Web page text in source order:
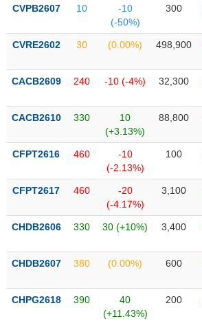
CVPB2607 10
-10
(-50%)
300
CVRE2602 30 (0.00%) 498,900
CACB2609 240 -10 (-4%) 32,300
CACB2610 330
10
(+3.13%)
88,800
CFPT2616 460
-10
(-2.13%)
100
CFPT2617 460
-20
(-4.17%)
3,100
CHDB2606 330 30 (+10%) 3,400
CHDB2607 380 (0.00%) 600
CHPG2618 390
40
(+11.43%)
200
SÓC
KHỎE
CHÍNH
CÔNG
THÔNG
TIN
DỊCH